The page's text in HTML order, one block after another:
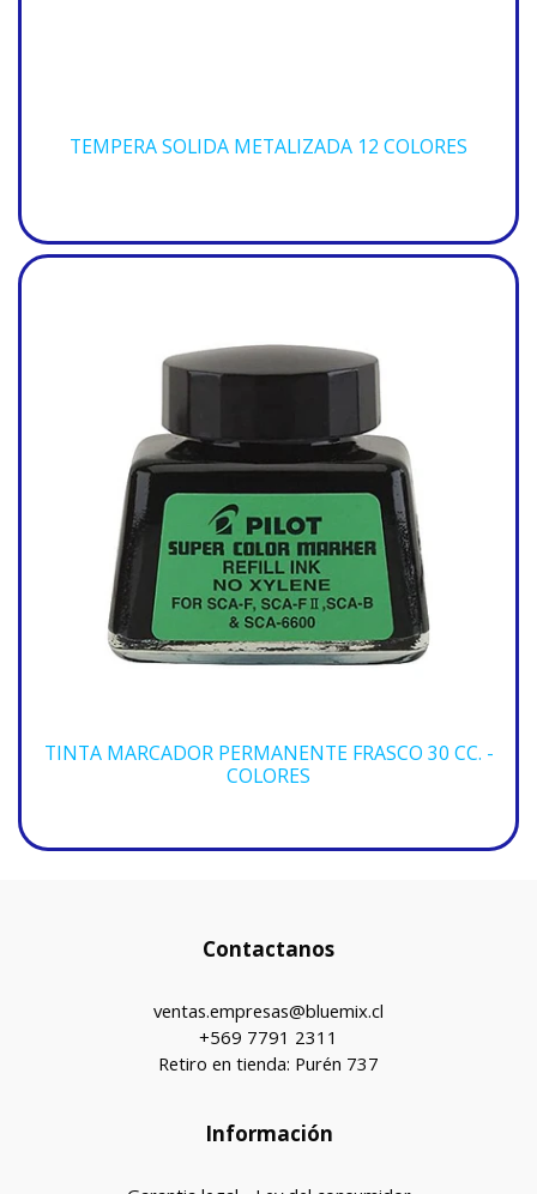
TEMPERA SOLIDA METALIZADA 12 COLORES
TINTA MARCADOR PERMANENTE FRASCO 30 CC. -
COLORES
Contactanos
ventas.empresas@bluemix.cl
+569 7791 2311
Retiro en tienda: Purén 737
Información